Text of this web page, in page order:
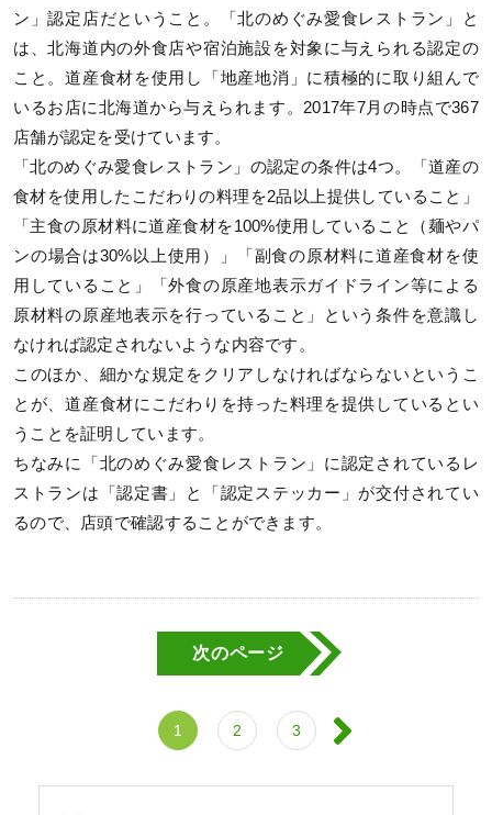
ン」認定店だということ。「北のめぐみ愛食レストラン」と
は、北海道内の外食店や宿泊施設を対象に与えられる認定の
こと。道産食材を使用し「地産地消」に積極的に取り組んで
いるお店に北海道から与えられます。2017年7月の時点で367
店舗が認定を受けています。
「北のめぐみ愛食レストラン」の認定の条件は4つ。「道産の
食材を使用したこだわりの料理を2品以上提供していること」
「主食の原材料に道産食材を100%使用していること（麺やパ
ンの場合は30%以上使用）」「副食の原材料に道産食材を使
用していること」「外食の原産地表示ガイドライン等による
原材料の原産地表示を行っていること」という条件を意識し
なければ認定されないような内容です。
このほか、細かな規定をクリアしなければならないというこ
とが、道産食材にこだわりを持った料理を提供しているとい
うことを証明しています。
ちなみに「北のめぐみ愛食レストラン」に認定されているレ
ストランは「認定書」と「認定ステッカー」が交付されてい
るので、店頭で確認することができます。
次のページ
1 2 3